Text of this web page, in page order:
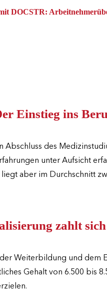
DOCSTR:
Einstieg ins
Abschluss des
unter Aufsicht
liegt aber im Durchschnitt
zahlt
Weiterbildung und dem
Gehalt von 6.500 bis